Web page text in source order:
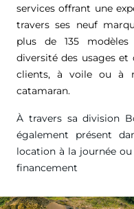
services offrant une
travers ses neuf
plus de 135
diversité des usages
clients, à voile ou à
catamaran.
À travers sa division
également présent
location à la journée
financement